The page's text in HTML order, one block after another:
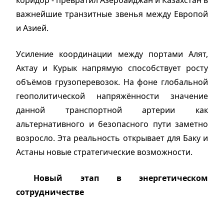
важнейшие транзитные звенья между Европой
и Азией.
Усиление координации между портами Алят,
Актау и Курык напрямую способствует росту
объёмов грузоперевозок. На фоне глобальной
геополитической напряжённости значение
данной транспортной артерии как
альтернативного и безопасного пути заметно
возросло. Эта реальность открывает для Баку и
Астаны новые стратегические возможности.
Новый этап в энергетическом
сотрудничестве